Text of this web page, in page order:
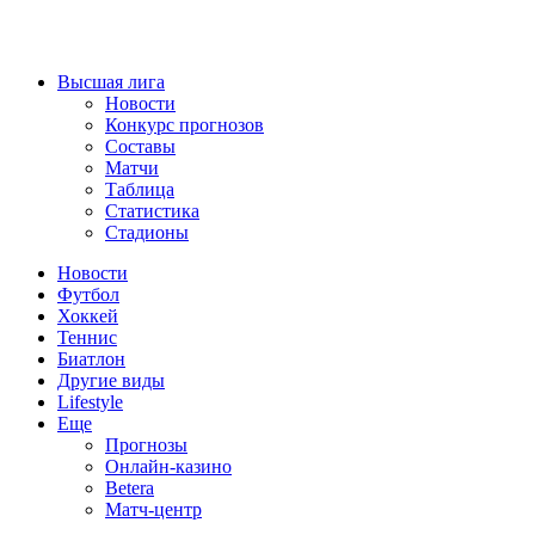
Высшая лига
Новости
Конкурс прогнозов
Составы
Матчи
Таблица
Статистика
Стадионы
Новости
Футбол
Хоккей
Теннис
Биатлон
Другие виды
Lifestyle
Еще
Прогнозы
Онлайн-казино
Betera
Матч-центр